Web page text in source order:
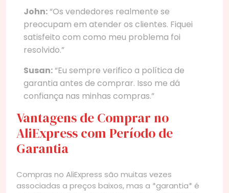
John:“Os vendedores realmente se
preocupam em atender os clientes. Fiquei
satisfeito com como meu problema foi
resolvido.”
Susan:“Eu sempre verifico a política de
garantia antes de comprar. Isso me dá
confiança nas minhas compras.”
Vantagens de Comprar no
AliExpress com Período de
Garantia
Compras no AliExpress são muitas vezes
associadas a preços baixos, mas a *garantia* é